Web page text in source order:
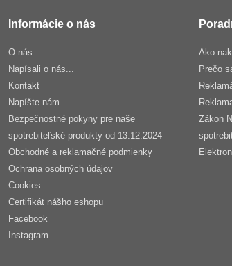
Informácie o nás
O nás..
Napísali o nás...
Kontakt
Napíšte nám
Bezpečnostné pokyny pre naše
spotrebiteľské produkty od 13.12.2024
Obchodné a reklamačné podmienky
Ochrana osobných údajov
Cookies
Certifikát nášho eshopu
Facebook
Instagram
Ako
Prečo
Zákon